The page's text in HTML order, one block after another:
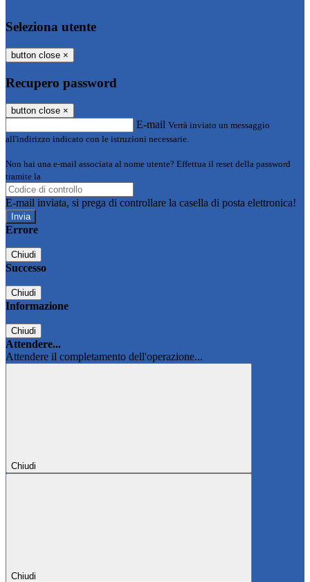
Seleziona utente
button close ×
Recupero password
button close ×
E-mail Verrà inviato un messaggio
all'indirizzo indicato con le istruzioni necessarie.
Non hai una e-mail associata al nome utente? Effettua il reset della password
tramite la
E-mail inviata, si prega di controllare la casella di posta elettronica!
Errore
Chiudi
Successo
Chiudi
Informazione
Chiudi
Attendere...
Attendere il completamento dell'operazione...
Chiudi
Chiudi